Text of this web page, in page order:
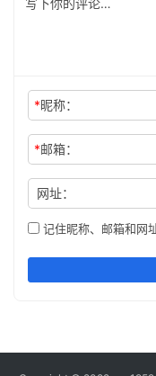
*昵称：
*邮箱：
网址：
记住昵称、邮箱和网